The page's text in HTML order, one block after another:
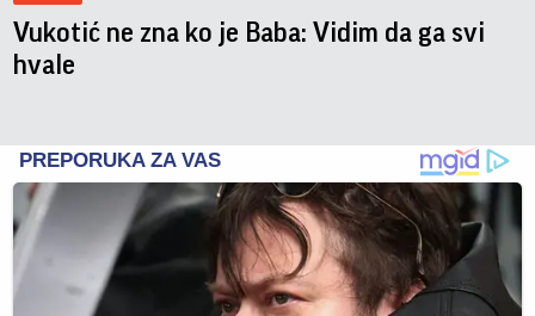
Vukotić ne zna ko je Baba: Vidim da ga svi
hvale